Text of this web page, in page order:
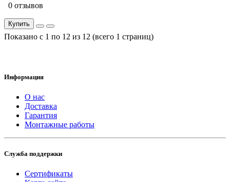
0 отзывов
Купить
Показано с 1 по 12 из 12 (всего 1 страниц)
Информация
О нас
Доставка
Гарантия
Монтажные работы
Служба поддержки
Сертификаты